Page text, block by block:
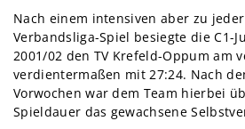
Nach einem intensiven aber zu
Verbandsliga-Spiel besiegte die C1-
2001/02 den TV Krefeld-Oppum am
verdientermaßen mit 27:24. Nach
Vorwochen war dem Team hierbei
Spieldauer das gewachsene